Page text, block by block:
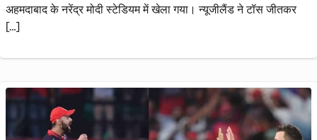
अहमदाबाद के नरेंद्र मोदी स्टेडियम में खेला गया। न्यूजीलैंड ने टॉस जीतकर
[…]